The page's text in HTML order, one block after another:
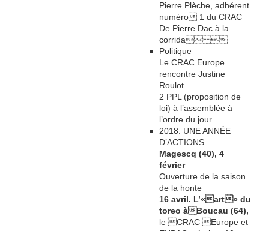
Pierre Plèche, adhérent
numéro 1 du CRAC
De Pierre Dac à la
corrida 
Politique
Le CRAC Europe
rencontre Justine
Roulot
2 PPL (proposition de
loi) à l’assemblée à
l’ordre du jour
2018. UNE ANNÉE
D’ACTIONS
Magescq (40), 4
février
Ouverture de la saison
de la honte
16 avril. L’«art» du
toreo àBoucau (64),
le CRAC Europe et